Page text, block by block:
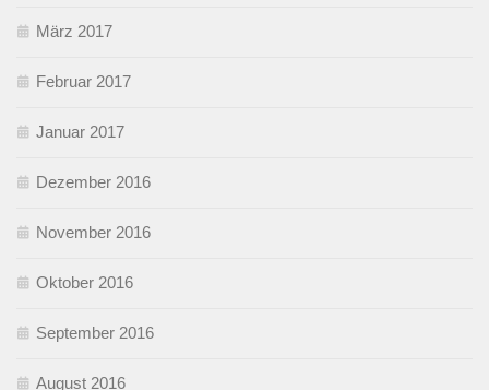
März 2017
Februar 2017
Januar 2017
Dezember 2016
November 2016
Oktober 2016
September 2016
August 2016